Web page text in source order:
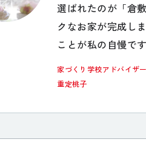
選ばれたのが「倉
クなお家が完成し
ことが私の自慢です
家づくり学校アドバイザー
重定桃子